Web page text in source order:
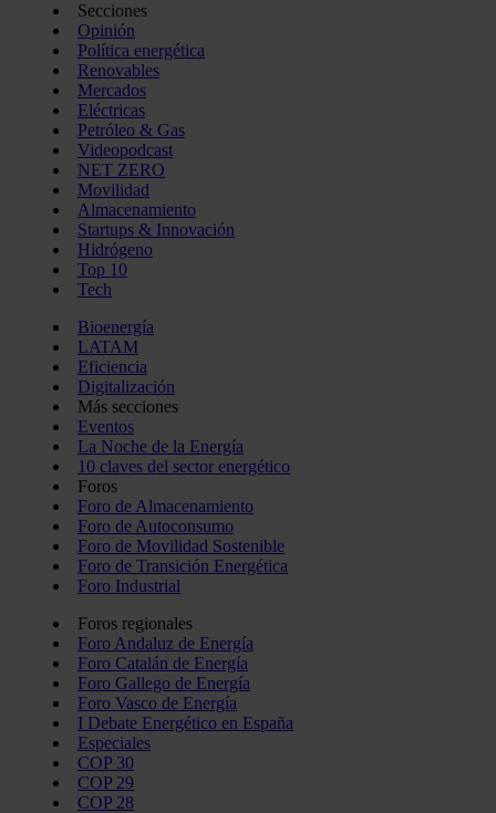
Secciones
Opinión
Política energética
Renovables
Mercados
Eléctricas
Petróleo & Gas
Videopodcast
NET ZERO
Movilidad
Almacenamiento
Startups & Innovación
Hidrógeno
Top 10
Tech
Bioenergía
LATAM
Eficiencia
Digitalización
Más secciones
Eventos
La Noche de la Energía
10 claves del sector energético
Foros
Foro de Almacenamiento
Foro de Autoconsumo
Foro de Movilidad Sostenible
Foro de Transición Energética
Foro Industrial
Foros regionales
Foro Andaluz de Energía
Foro Catalán de Energía
Foro Gallego de Energía
Foro Vasco de Energía
I Debate Energético en España
Especiales
COP 30
COP 29
COP 28